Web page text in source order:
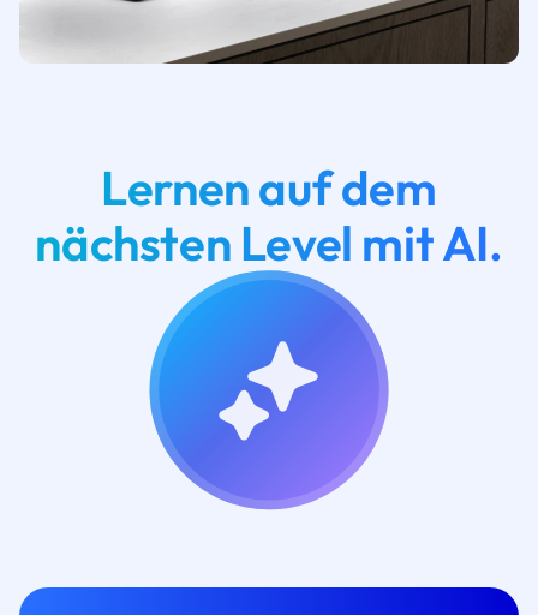
Lernen auf dem
nächsten Level mit AI.